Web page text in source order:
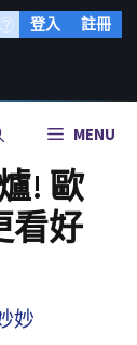
登入 註冊
MENU
! 歐
看好
妙